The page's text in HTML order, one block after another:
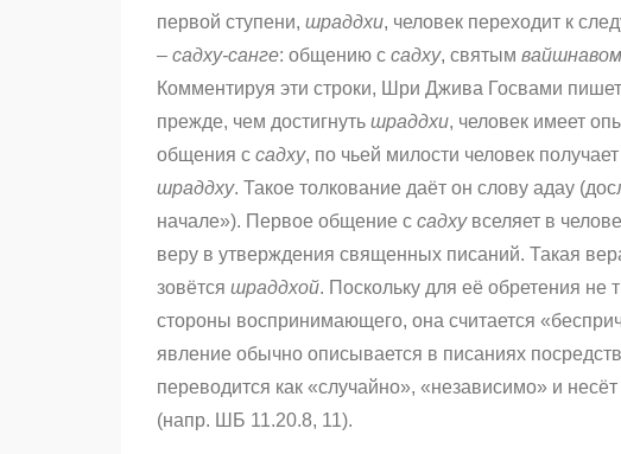
первой ступени, шраддхи, человек переходит к
– садху-санге: общению с садху, святым вайшнавом
Комментируя эти строки, Шри Джива Госвами
прежде, чем достигнуть шраддхи, человек имеет
общения с садху, по чьей милости человек получает
шраддху. Такое толкование даёт он слову адау
начале»). Первое общение с садхувселяет в
веру в утверждения священных писаний. Такая
зовётся шраддхой. Поскольку для её обретения не
стороны воспринимающего, она считается
явление обычно описывается в писаниях
переводится как «случайно», «независимо» и
(напр. ШБ 11.20.8, 11).